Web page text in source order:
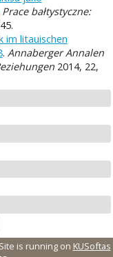
Prace bałtystyczne:
im litauischen
. Annaberger Annalen
2014, 22,
Site is running on KUSoftas